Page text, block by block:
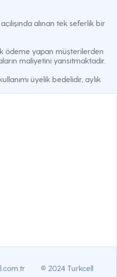
alınan tek seferlik bir
ödeme yapan müşterilerden
maliyetini yansıtmaktadır.
üyelik bedelidir, aylık
© 2024 Turkcell